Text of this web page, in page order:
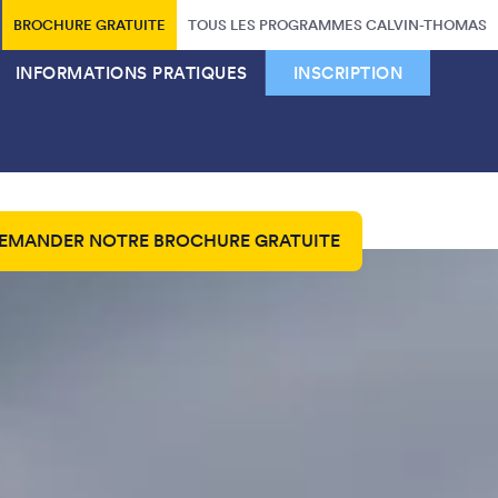
BROCHURE GRATUITE TOUS LES PROGRAMMES CALVIN-THOMAS
INFORMATIONS PRATIQUES INSCRIPTION
NOTRE BROCHURE GRATUITE